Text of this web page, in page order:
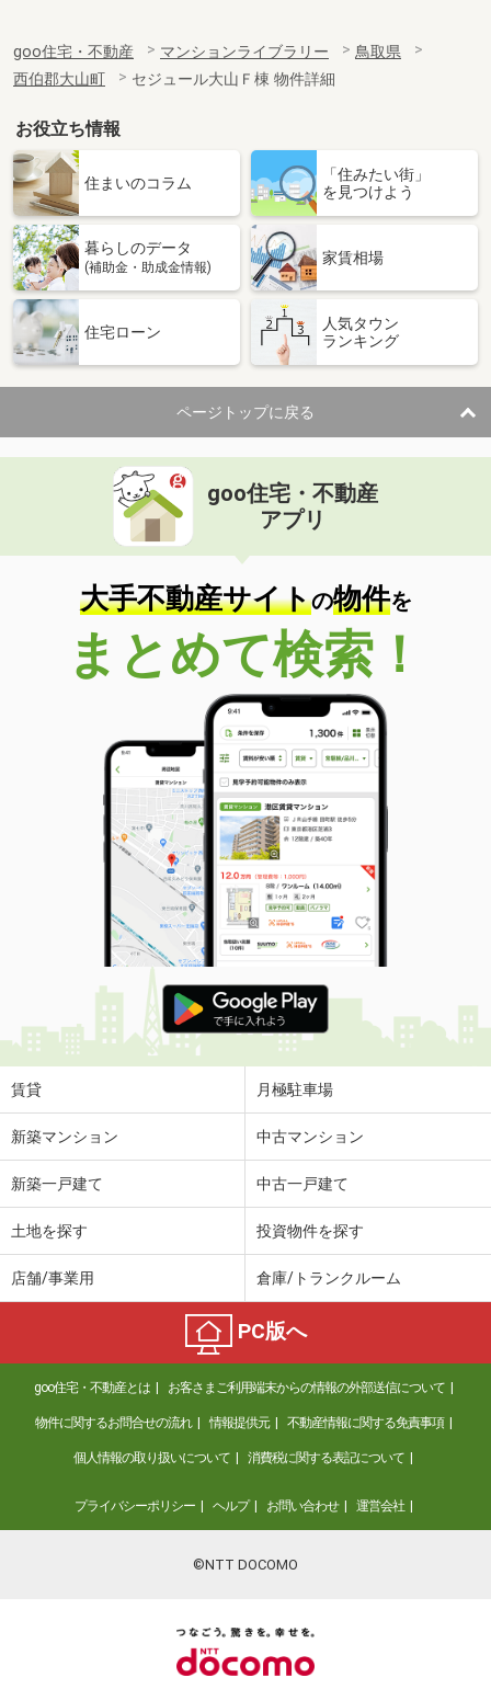
goo住宅・不動産 マンションライブラリー
鳥取県
西伯郡大山町
セジュール大山Ｆ棟 物件詳細
お役立ち情報
住まいのコラム
「住みたい街」
を見つけよう
暮らしのデータ
(補助金・助成金情報)
家賃相場
住宅ローン
人気タウン
ランキング
ページトップに戻る
goo住宅・不動産
アプリ
大手不動産サイトの物件を
まとめて検索！
賃貸 月極駐車場
新築マンション 中古マンション
新築一戸建て 中古一戸建て
土地を探す 投資物件を探す
店舗/事業用 倉庫/トランクルーム
PC版へ
goo住宅・不動産とは お客さまご利用端末からの情報の外部送信について
物件に関するお問合せの流れ 情報提供元 不動産情報に関する免責事項
個人情報の取り扱いについて 消費税に関する表記について
プライバシーポリシー ヘルプ お問い合わせ 運営会社
©NTT DOCOMO